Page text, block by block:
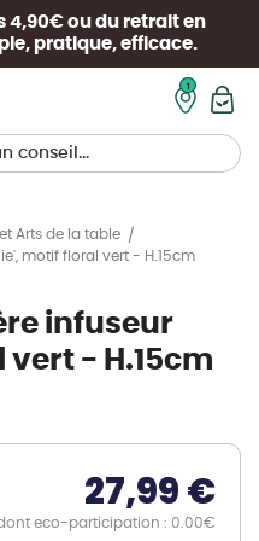
4,90€ ou du retrait en
pratique, efficace.
Arts de la table
motif floral vert - H.15cm
infuseur
- H.15cm
27,99 €
eco-participation : 0.00€